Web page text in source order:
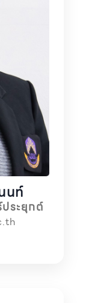
นท์
ระยุกต์